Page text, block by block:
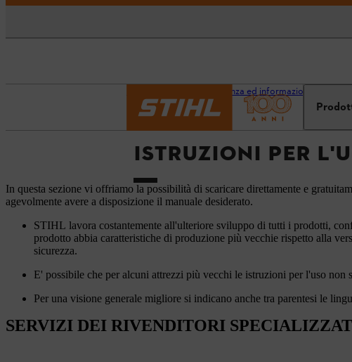
Assistenza ed informazioni
ISTRUZIONI PER
In questa sezione vi offriamo la possibilità di scaricare direttamente e
agevolmente avere a disposizione il manuale desiderato.
STIHL lavora costantemente all'ulteriore sviluppo di tutti i prodotti,
prodotto abbia caratteristiche di produzione più vecchie rispetto alla
sicurezza.
E' possibile che per alcuni attrezzi più vecchi le istruzioni per l'uso
Per una visione generale migliore si indicano anche tra parentesi le
SERVIZI DEI RIVENDITORI